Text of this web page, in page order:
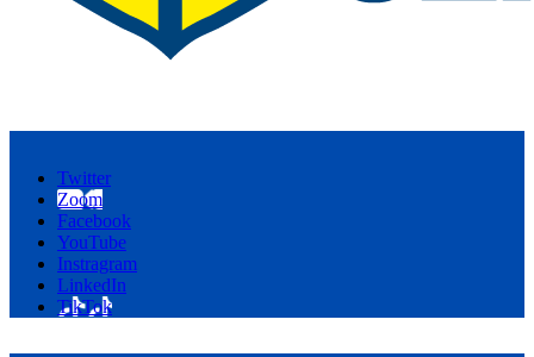
Twitter
Zoom
Facebook
YouTube
Instragram
LinkedIn
TikTok